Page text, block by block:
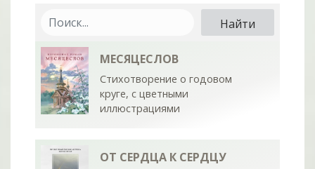
МЕСЯЦЕСЛОВ
Стихотворение о годовом
круге, с цветными
иллюстрациями
ОТ СЕРДЦА К СЕРДЦУ